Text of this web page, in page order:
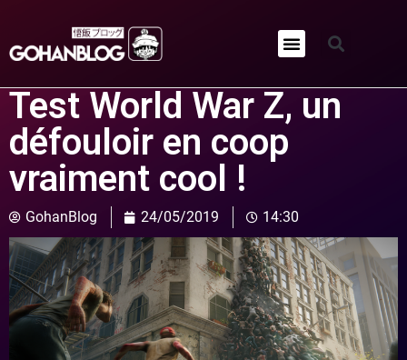
Test World War Z, un
défouloir en coop
vraiment cool !
GohanBlog 24/05/2019 14:30